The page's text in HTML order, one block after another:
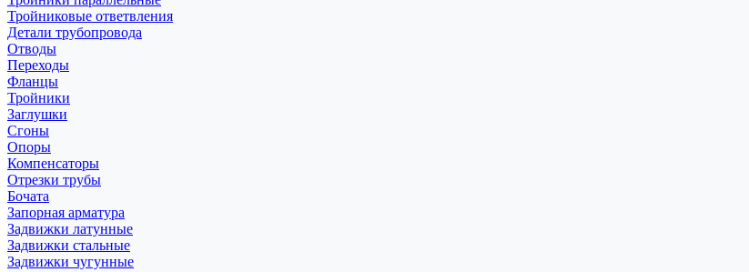
Тройниковые ответвления
Детали трубопровода
Отводы
Переходы
Фланцы
Тройники
Заглушки
Сгоны
Опоры
Компенсаторы
Отрезки трубы
Бочата
Запорная арматура
Задвижки латунные
Задвижки стальные
Задвижки чугунные